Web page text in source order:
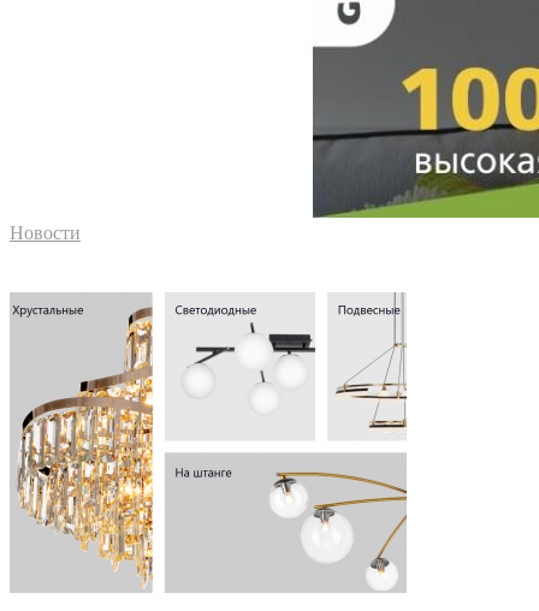
Новости